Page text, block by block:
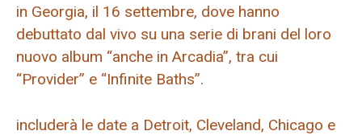
in Georgia, il 16 settembre, dove hanno
debuttato dal vivo su una serie di brani del loro
nuovo album “anche in Arcadia”, tra cui
“Provider” e “Infinite Baths”.
includerà le date a Detroit, Cleveland, Chicago e